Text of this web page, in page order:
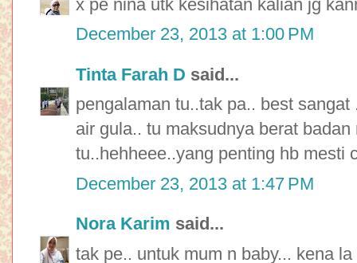
x pe nina utk kesihatan kalian jg
December 23, 2013 at 1:00 PM
Tinta Farah D said...
pengalaman tu..tak pa.. best
air gula.. tu maksudnya berat
tu..hehheee..yang penting hb mesti
December 23, 2013 at 1:47 PM
Nora Karim said...
tak pe.. untuk mum n baby... kena